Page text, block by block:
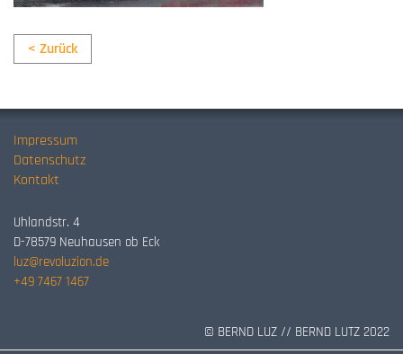
< Zurück
Impressum
Datenschutz
Kontakt
Uhlandstr. 4
D-78579 Neuhausen ob Eck
luz@revoluzion.de
+49 7467 1467
© BERND LUZ // BERND LUTZ 2022